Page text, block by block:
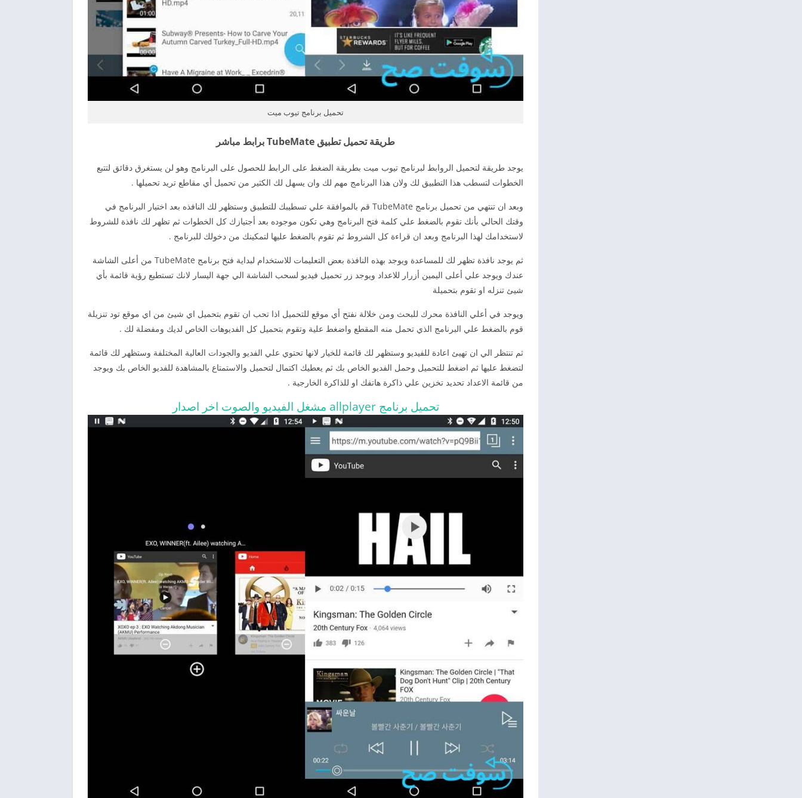
تحميل برنامج تيوب ميت
طريقة تحميل تطبيق TubeMate برابط مباشر
يوجد طريقة لتحميل الروابط لبرنامج تيوب ميت بطريقة الضغط على الرابط للحصول على البرنامج وهو لن يستغرق دقائق لتتبع
الخطوات لتسطب هذا التطبيق لك ولان هذا البرنامج مهم لك وان يسهل لك الكثير من تحميل أي مقاطع تريد تحميلها .
وبعد ان تنتهي من تحميل برنامج TubeMate قم بالموافقة علي تسطيبك للتطبيق وستظهر لك النافذه بعد اختيار البرنامج في
وقتك الحالي بأنك تقوم بالضغط علي كلمة فتح البرنامج وهي تكون موجوده بعد أجتيازك كل الخطوات ثم تظهر لك نافذة للشروط
لاستخدامك لهذا البرنامج وبعد ان قراءة كل الشروط ثم تقوم بالضغط عليها لتمكينك من دخولك للبرنامج .
ثم يوجد نافذة تظهر لك للمساعدة ويوجد بهذه النافذة بعض التعليمات للاستخدام لبداية فتح برنامج TubeMate من أعلى الشاشة
عندك ويوجد علي أعلى اليمين أزرار للاعداد ويوجد زر تحميل فيديو لسحب الشاشة الي جهة اليسار لانك تستطيع رؤية قائمة بأي
شيئ تنزله او تقوم بتحميلة
ويوجد في أعلي النافذة محرك للبحث ومن خلالة نفتح أي موقع للتحميل اذا تحب ان تقوم بتحميل اي شيئ من اي موقع تود تنزيلة
قوم بالضغط علي البرنامج الذي تحمل منه المقطع واضغط علية وتقوم بتحميل كل الفديوهات الخاص لديك ومفضلة لك .
ثم تنتظر الي ان تهيئ اعادة للفيديو وستظهر لك قائمة للخيار لانها تحتوي علي الفديو والجودات العالية المختلفة وستظهر لك قائمة
لتضغط عليها ثم اضغط للتحميل وحمل الفديو الخاص بك ثم يعطيك اكتمال لتحميل والاستمتاع بالمشاهدة للفديو الخاص بك ويوجد
من قائمة الاعداد تحديد تخزين علي ذاكرة هاتفك او للذاكرة الخارجية .
تحميل برنامج allplayer مشغل الفيديو والصوت اخر اصدار